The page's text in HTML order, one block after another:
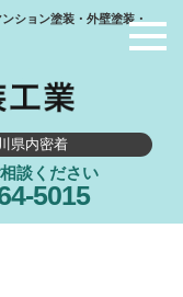
ション塗装・外壁塗装・
県内密着
談ください
5015